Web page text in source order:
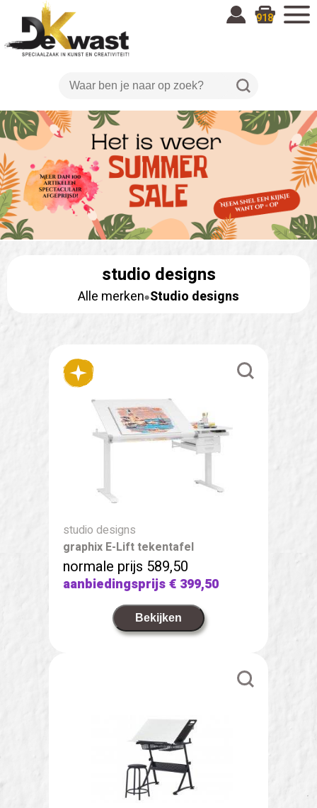
918
studio designs
Alle merken Studio designs
studio designs
graphix E-Lift tekentafel
normale prijs 589,50
aanbiedingsprijs€ 399,50
Bekijken